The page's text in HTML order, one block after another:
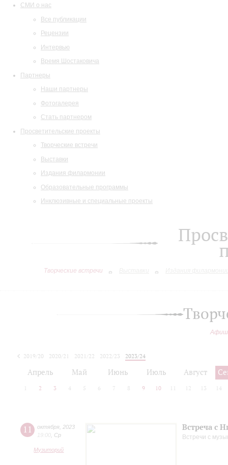
СМИ о нас
Все публикации
Рецензии
Интервью
Время Шостаковича
Партнеры
Наши партнеры
Фотогалерея
Стать партнером
Просветительские проекты
Творческие встречи
Выставки
Издания филармонии
Образовательные программы
Инклюзивные и специальные проекты
Творческие встречи
2019/20 2020/21 2021/22 2022/23
2023/24
Апрель Май Июнь Июль Август
2 3 4 5 6 7 8 9 10 12 13 14
11 октября 2023
19:00 Ср
Музиторий
Встреча с
Встречи с